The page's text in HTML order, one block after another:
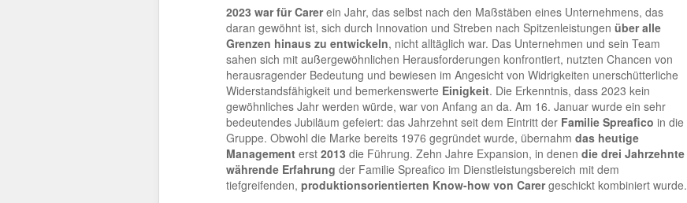
2023 war für Carerein Jahr, das selbst nach den Maßstäben eines Unternehmens, das
daran gewöhnt ist, sich durch Innovation und Streben nach Spitzenleistungen über alle
Grenzen hinaus zu entwickeln, nicht alltäglich war. Das Unternehmen und sein Team
sahen sich mit außergewöhnlichen Herausforderungen konfrontiert, nutzten Chancen von
herausragender Bedeutung und bewiesen im Angesicht von Widrigkeiten unerschütterliche
Widerstandsfähigkeit und bemerkenswerte Einigkeit. Die Erkenntnis, dass 2023 kein
gewöhnliches Jahr werden würde, war von Anfang an da. Am 16. Januar wurde ein sehr
bedeutendes Jubiläum gefeiert: das Jahrzehnt seit dem Eintritt der Familie Spreafico in die
Gruppe. Obwohl die Marke bereits 1976 gegründet wurde, übernahm das heutige
Management erst 2013 die Führung. Zehn Jahre Expansion, in denen die drei Jahrzehnte
währende Erfahrung der Familie Spreafico im Dienstleistungsbereich mit dem
tiefgreifenden, produktionsorientierten Know-how von Carergeschickt kombiniert wurde.